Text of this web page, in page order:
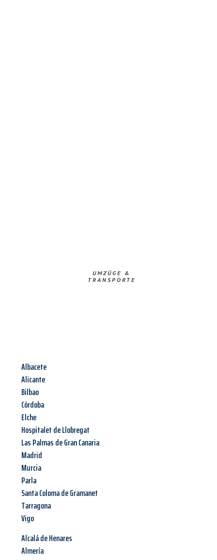
UMZÜGE &
TRANSPORTE
Albacete
Alicante
Bilbao
Córdoba
Elche
Hospitalet de Llobregat
Las Palmas de Gran Canaria
Madrid
Murcia
Parla
Santa Coloma de Gramanet
Tarragona
Vigo
Alcalá de Henares
Almería